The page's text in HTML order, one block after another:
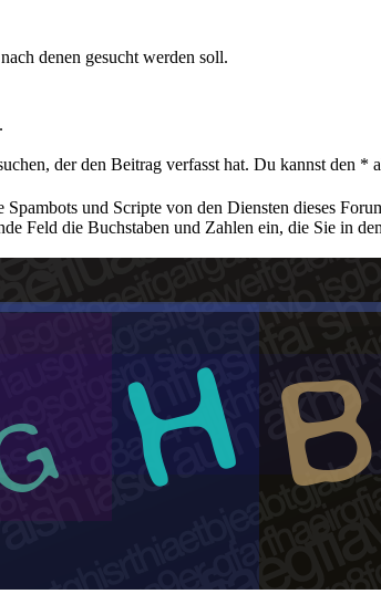
denen gesucht werden soll.
der den Beitrag verfasst hat. Du kannst den *
und Scripte von den Diensten dieses
Feld die Buchstaben und Zahlen ein, die Sie in